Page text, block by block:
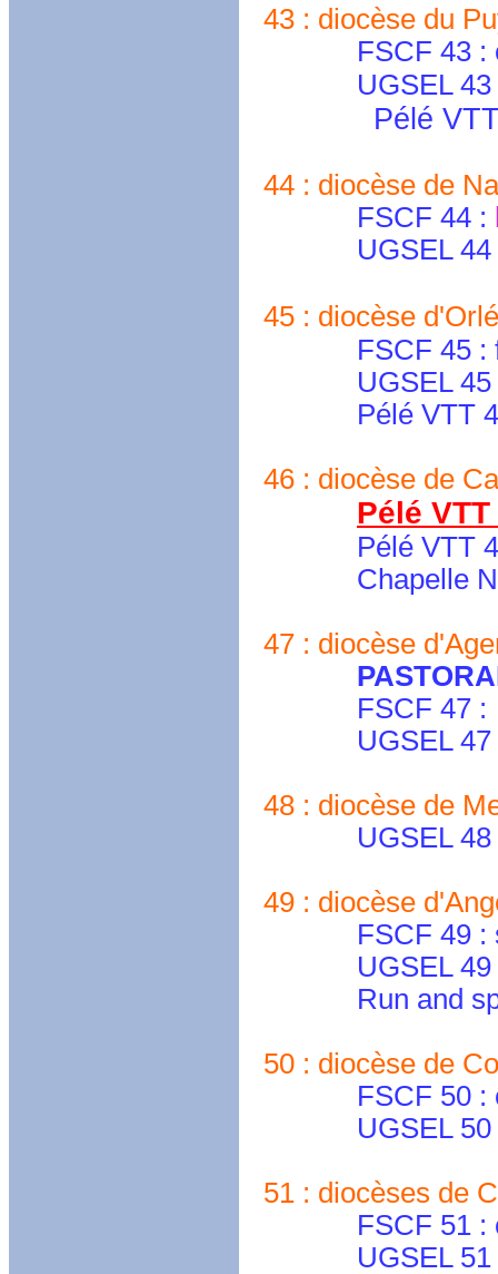
43 : diocèse du
FSCF 43 :
UGSEL 43
Pélé
44 : diocèse de
FSCF 44 :
UGSEL 44
45 : diocèse
FSCF 45 :
UGSEL 45 :
Pélé VTT
46 : diocèse de
Pélé VTT
Pélé VTT
Chapelle Notre
47 : diocèse
FSCF 47 :
UGSEL 47 :
48 : diocèse de
UGSEL 48 :
49 : diocèse
FSCF 49 :
UGSEL 49
Run and spirit
50 : diocèse de
FSCF 50 :
UGSEL 50
51 : diocèses de
FSCF 51 :
UGSEL 51